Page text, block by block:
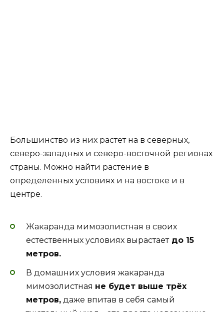
Большинство из них растет на в северных,
северо-западных и северо-восточной регионах
страны. Можно найти растение в
определенных условиях и на востоке и в
центре.
Жакаранда мимозолистная в своих
естественных условиях вырастаетдо 15
метров.
В домашних условия жакаранда
мимозолистная не будет выше трёх
метров, даже впитав в себя самый